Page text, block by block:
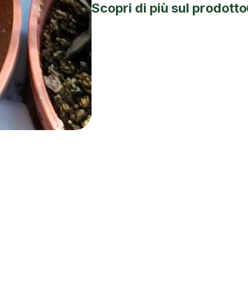
Scopri di più sul prodotto